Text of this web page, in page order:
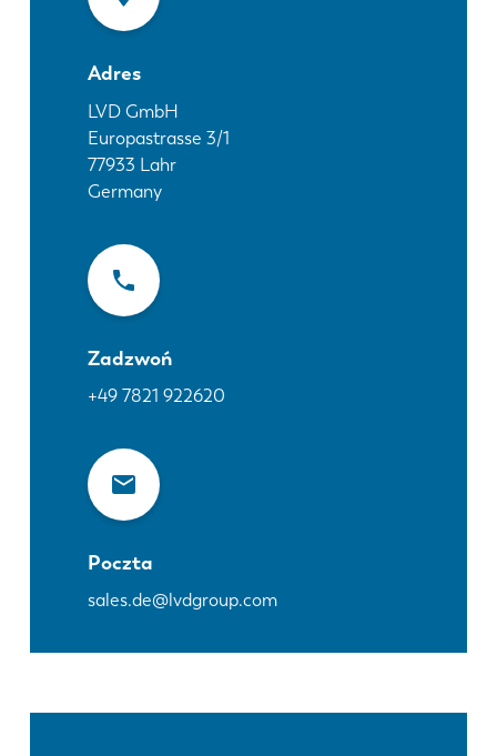
Adres
LVD GmbH
Europastrasse 3/1
77933 Lahr
Germany
Zadzwoń
+49 7821 922620
Poczta
sales.de@lvdgroup.com
Odkryj LVD
Realizacje
Wydarzenia
Centrum zasobów
Branże i rozwiązania
Kontakt